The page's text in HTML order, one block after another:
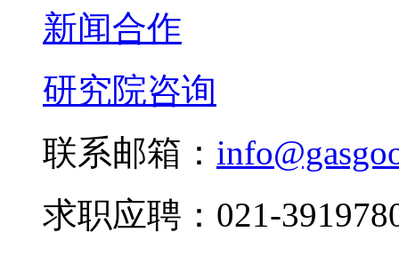
新闻合作
研究院咨询
联系邮箱：
求职应聘：021-